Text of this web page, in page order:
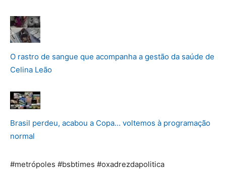
O rastro de sangue que acompanha a gestão da saúde de
Celina Leão
Brasil perdeu, acabou a Copa… voltemos à programação
normal
#metrópoles #bsbtimes #oxadrezdapolitica